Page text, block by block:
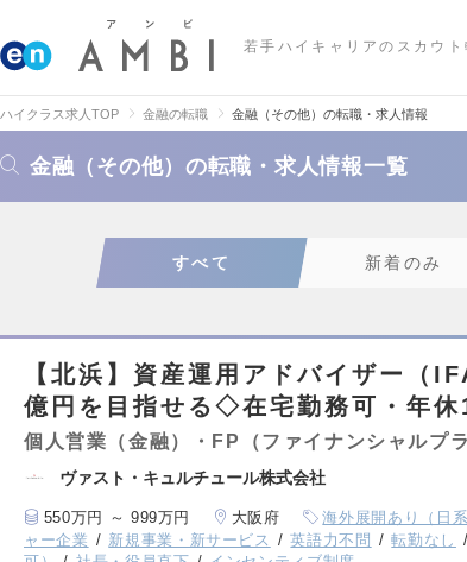
若手ハイキャリアのスカウト
ハイクラス求人TOP 金融の転職 金融（その他）の転職・求人情報
金融（その他）の転職・求人情報一覧
すべて 新着のみ
【北浜】資産運用アドバイザー（
億円を目指せる◇在宅勤務可・年休
個人営業（金融）・FP（ファイナンシャルプラ
ヴァスト・キュルチュール株式会社
550万円 ～ 999万円 大阪府 海外展開あり（日
ャー企業
新規事業・新サービス 英語力不問 転勤なし